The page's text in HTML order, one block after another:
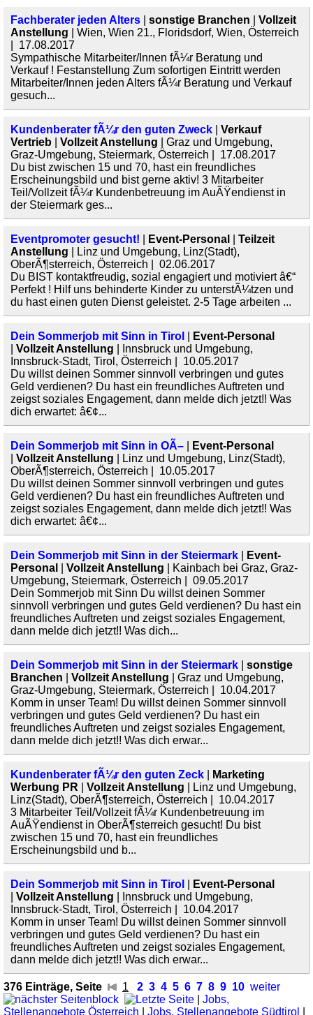
Fachberater jeden Alters sonstige Branchen
Vollzeit
Anstellung | Wien, Wien 21., Floridsdorf, Wien, Österreich
| 17.08.2017
Sympathische Mitarbeiter/Innen fÃ¼r Beratung und
Verkauf ! Festanstellung Zum sofortigen Eintritt werden
Mitarbeiter/Innen jeden Alters fÃ¼r Beratung und Verkauf
gesuch...
Kundenberater fÃ¼r den guten Zweck
Verkauf
Vertrieb
Vollzeit Anstellung | Graz und Umgebung,
Graz-Umgebung, Steiermark, Österreich | 17.08.2017
Du bist zwischen 15 und 70, hast ein freundliches
Erscheinungsbild und bist gerne aktiv! 3 Mitarbeiter
Teil/Vollzeit fÃ¼r Kundenbetreuung im AuÃŸendienst in
der Steiermark ges...
Eventpromoter gesucht! Event-Personal
Teilzeit
Anstellung | Linz und Umgebung, Linz(Stadt),
OberÃ¶sterreich, Österreich | 02.06.2017
Du BIST kontaktfreudig, sozial engagiert und motiviert â€“
Perfekt ! Hilf uns behinderte Kinder zu unterstÃ¼tzen und
du hast einen guten Dienst geleistet. 2-5 Tage arbeiten ...
Dein Sommerjob mit Sinn in Tirol
Event-Personal
Vollzeit Anstellung | Innsbruck und Umgebung,
Innsbruck-Stadt, Tirol, Österreich | 10.05.2017
Du willst deinen Sommer sinnvoll verbringen und gutes
Geld verdienen? Du hast ein freundliches Auftreten und
zeigst soziales Engagement, dann melde dich jetzt!! Was
dich erwartet: â€¢...
Dein Sommerjob mit Sinn in OÃ–
Event-Personal
Vollzeit Anstellung | Linz und Umgebung, Linz(Stadt),
OberÃ¶sterreich, Österreich | 10.05.2017
Du willst deinen Sommer sinnvoll verbringen und gutes
Geld verdienen? Du hast ein freundliches Auftreten und
zeigst soziales Engagement, dann melde dich jetzt!! Was
dich erwartet: â€¢...
Dein Sommerjob mit Sinn in der Steiermark
Event-
Personal
Vollzeit Anstellung | Kainbach bei Graz, Graz-
Umgebung, Steiermark, Österreich | 09.05.2017
Dein Sommerjob mit Sinn Du willst deinen Sommer
sinnvoll verbringen und gutes Geld verdienen? Du hast ein
freundliches Auftreten und zeigst soziales Engagement,
dann melde dich jetzt!! Was dich...
Dein Sommerjob mit Sinn in der Steiermark
sonstige
Branchen
Vollzeit Anstellung | Graz und Umgebung,
Graz-Umgebung, Steiermark, Österreich | 10.04.2017
Komm in unser Team! Du willst deinen Sommer sinnvoll
verbringen und gutes Geld verdienen? Du hast ein
freundliches Auftreten und zeigst soziales Engagement,
dann melde dich jetzt!! Was dich erwar...
Kundenberater fÃ¼r den guten Zeck
Marketing
Werbung PR
Vollzeit Anstellung | Linz und Umgebung,
Linz(Stadt), OberÃ¶sterreich, Österreich | 10.04.2017
3 Mitarbeiter Teil/Vollzeit fÃ¼r Kundenbetreuung im
AuÃŸendienst in OberÃ¶sterreich gesucht! Du bist
zwischen 15 und 70, hast ein freundliches
Erscheinungsbild und b...
Dein Sommerjob mit Sinn in Tirol
Event-Personal
Vollzeit Anstellung | Innsbruck und Umgebung,
Innsbruck-Stadt, Tirol, Österreich | 10.04.2017
Komm in unser Team! Du willst deinen Sommer sinnvoll
verbringen und gutes Geld verdienen? Du hast ein
freundliches Auftreten und zeigst soziales Engagement,
dann melde dich jetzt!! Was dich erwar...
376 Einträge, Seite 1 2 3 4 5 6 7 8 9 10 weiter
Jobs,
Stellenangebote Österreich
Jobs, Stellenangebote Südtirol